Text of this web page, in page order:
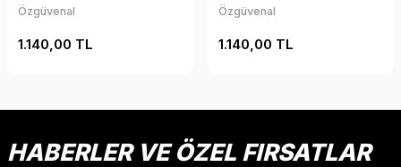
Özgüvenal
1.140,00 TL
Özgüvenal
1.140,00 TL
HABERLER VE ÖZEL FIRSATLAR